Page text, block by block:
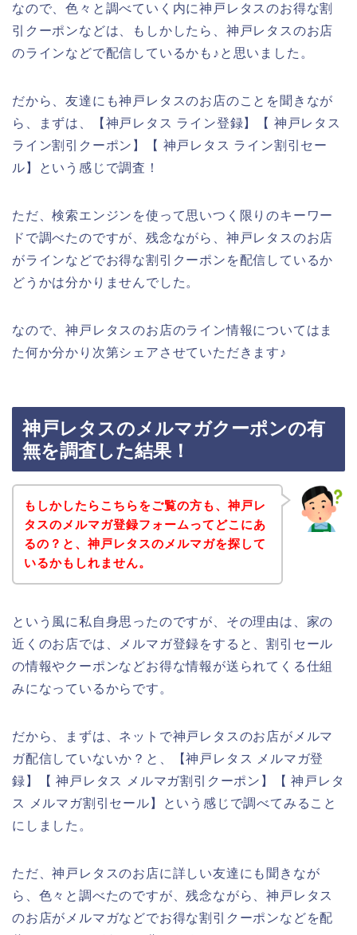
なので、色々と調べていく内に神戸レタスのお得な割
引クーポンなどは、もしかしたら、神戸レタスのお店
のラインなどで配信しているかも♪と思いました。
だから、友達にも神戸レタスのお店のことを聞きなが
ら、まずは、【神戸レタス ライン登録】【 神戸レタス
ライン割引クーポン】【 神戸レタス ライン割引セー
ル】という感じで調査！
ただ、検索エンジンを使って思いつく限りのキーワー
ドで調べたのですが、残念ながら、神戸レタスのお店
がラインなどでお得な割引クーポンを配信しているか
どうかは分かりませんでした。
なので、神戸レタスのお店のライン情報についてはま
た何か分かり次第シェアさせていただきます♪
神戸レタスのメルマガクーポンの有
無を調査した結果！
もしかしたらこちらをご覧の方も、神戸レ
タスのメルマガ登録フォームってどこにあ
るの？と、神戸レタスのメルマガを探して
いるかもしれません。
という風に私自身思ったのですが、その理由は、家の
近くのお店では、メルマガ登録をすると、割引セール
の情報やクーポンなどお得な情報が送られてくる仕組
みになっているからです。
だから、まずは、ネットで神戸レタスのお店がメルマ
ガ配信していないか？と、【神戸レタス メルマガ登
録】【 神戸レタス メルマガ割引クーポン】【 神戸レタ
ス メルマガ割引セール】という感じで調べてみること
にしました。
ただ、神戸レタスのお店に詳しい友達にも聞きなが
ら、色々と調べたのですが、残念ながら、神戸レタス
のお店がメルマガなどでお得な割引クーポンなどを配